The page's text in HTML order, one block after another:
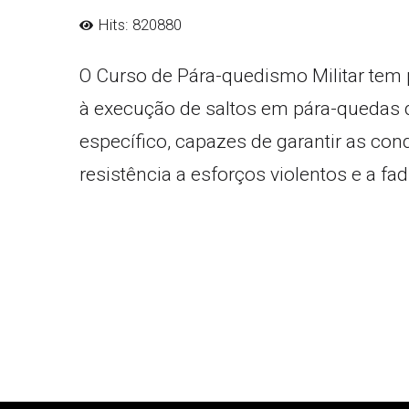
Hits: 820880
O Curso de Pára-quedismo Militar
à execução de saltos em pára-
específico, capazes de garantir as
resistência a esforços violentos e a